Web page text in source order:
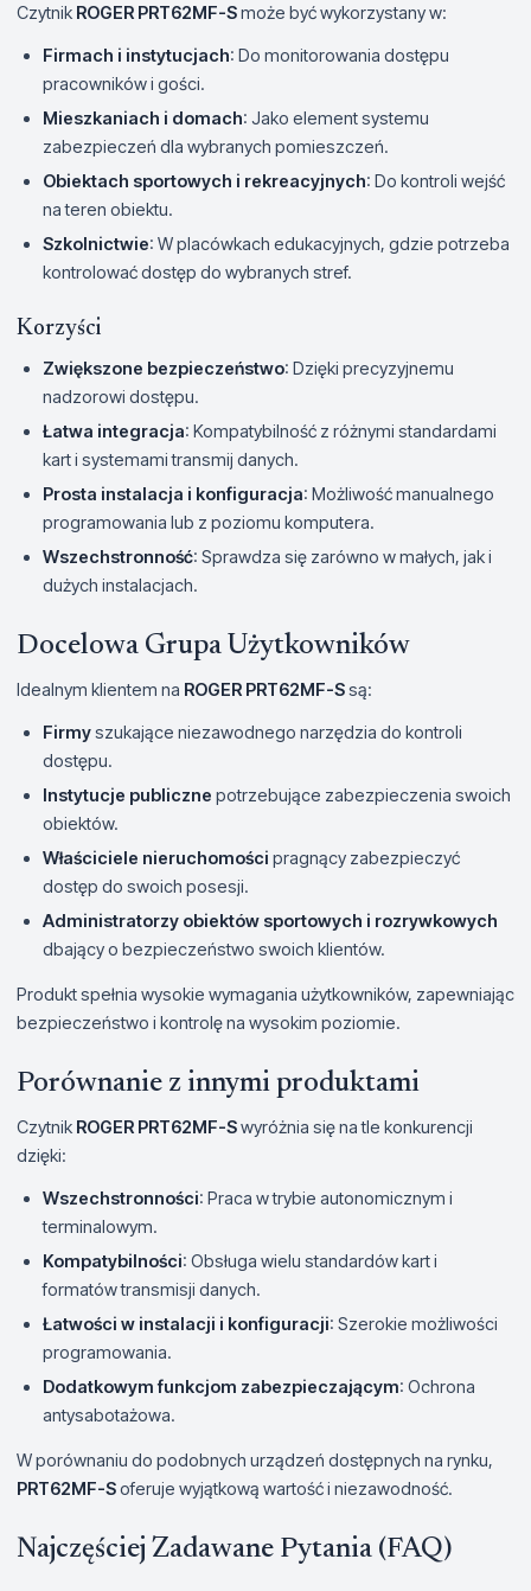
Czytnik ROGER PRT62MF-Smoże być wykorzystany w:
Firmach i instytucjach: Do monitorowania dostępu
pracowników i gości.
Mieszkaniach i domach: Jako element systemu
zabezpieczeń dla wybranych pomieszczeń.
Obiektach sportowych i rekreacyjnych: Do kontroli wejść
na teren obiektu.
Szkolnictwie: W placówkach edukacyjnych, gdzie potrzeba
kontrolować dostęp do wybranych stref.
Korzyści
Zwiększone bezpieczeństwo: Dzięki precyzyjnemu
nadzorowi dostępu.
Łatwa integracja: Kompatybilność z różnymi standardami
kart i systemami transmij danych.
Prosta instalacja i konfiguracja: Możliwość manualnego
programowania lub z poziomu komputera.
Wszechstronność: Sprawdza się zarówno w małych, jak i
dużych instalacjach.
Docelowa Grupa Użytkowników
Idealnym klientem na ROGER PRT62MF-Ssą:
Firmyszukające niezawodnego narzędzia do kontroli
dostępu.
Instytucje publiczne potrzebujące zabezpieczenia swoich
obiektów.
Właściciele nieruchomości pragnący zabezpieczyć
dostęp do swoich posesji.
Administratorzy obiektów sportowych i rozrywkowych
dbający o bezpieczeństwo swoich klientów.
Produkt spełnia wysokie wymagania użytkowników, zapewniając
bezpieczeństwo i kontrolę na wysokim poziomie.
Porównanie z innymi produktami
Czytnik ROGER PRT62MF-Swyróżnia się na tle konkurencji
dzięki:
Wszechstronności: Praca w trybie autonomicznym i
terminalowym.
Kompatybilności: Obsługa wielu standardów kart i
formatów transmisji danych.
Łatwości w instalacji i konfiguracji: Szerokie możliwości
programowania.
Dodatkowym funkcjom zabezpieczającym: Ochrona
antysabotażowa.
W porównaniu do podobnych urządzeń dostępnych na rynku,
PRT62MF-Soferuje wyjątkową wartość i niezawodność.
Najczęściej Zadawane Pytania (FAQ)